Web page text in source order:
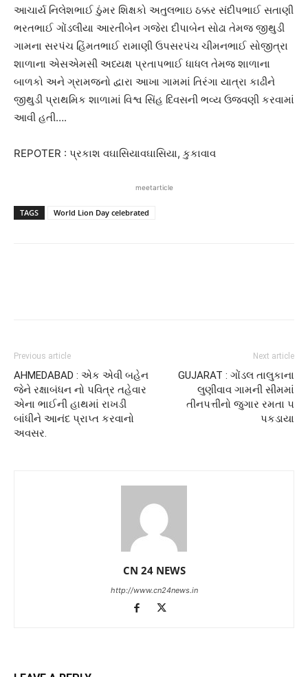
આચાર્ય નિલેશભાઈ ઠુંમર શિક્ષકો અતુલભાઇ ઠક્કર સંદીપભાઈ સતાણી
ભરતભાઈ ગોંડલીયા આરતીબેન ગજેરા દીપાબેન સોઢા તેમજ જીથુડી
ગામના સરપંચ હિંમતભાઈ રામાણી ઉપસરપંચ ચીમનભાઈ સોજીત્રા
શાળાના એસએમસી અધ્યક્ષ પ્રતાપભાઈ ધાધલ તેમજ શાળાના
બાળકો અને ગ્રામજનો દ્વારા આખા ગામમાં તિરંગા યાત્રા કાઢીને
જીથુડી પ્રાથમિક શાળામાં વિશ્વ સિંહ દિવસની ભવ્ય ઉજવણી કરવામાં
આવી હતી….
REPOTER : પ્રકાશ વઘાસિયાવઘાસિયા, કુકાવાવ
meetarticle
TAGS World Lion Day celebrated
Previous article
AHMEDABAD : એક એવી બહેન
જેને રક્ષાબંધન નો પવિત્ર તહેવાર
એના ભાઈની હાથમાં રાખડી
બાંધીને આનંદ પ્રાપ્ત કરવાનો
અવસર.
Next article
GUJARAT : ગોંડલ તાલુકાના
લુણીવાવ ગામની સીમમાં
તીનપત્તીનો જુગાર રમતા ૫
પકડાયા
CN 24 NEWS
http://www.cn24news.in